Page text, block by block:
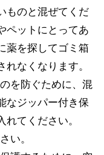
ものと混ぜてくだ
ペットにとってあ
薬を探してゴミ箱
なくなります。
を防ぐために、混
なジッパー付き保
てください。
い。